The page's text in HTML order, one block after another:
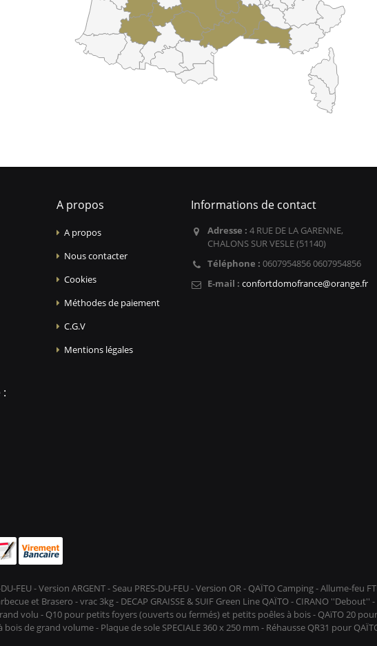
A propos
A propos
Nous contacter
Cookies
Méthodes de paiement
C.G.V
Mentions légales
Informations de contact
Adresse : 4 RUE DE LA GARENNE,
CHALONS SUR VESLE (51140)
Téléphone : 0607954856 0607954856
E-mail : confortdomofrance@orange.fr
FEU - Version ARGENT - Seau PRES-DU-FEU - Version OR - QAÏTO Camping - Allume-
et Brasero - vrac 3kg - DECAP GRAISSE & SUIF Green Line QAÏTO - CIRANO ''Debout''
volu - Q10 pour petits foyers (ouverts ou fermés) et petits poêles à bois - QAïTO 20
de grand volume - Plaque de sole SPECIALE 360 x 250 mm - Réhausse QR31 pour